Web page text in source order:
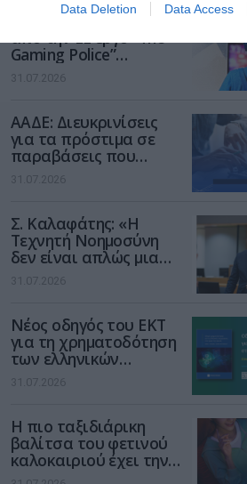
Data Deletion Data Access
Το χρηματοδοτούμενο
από την ΕΕ έργο “The
Gaming Police”
ενισχύει την ασφάλεια
των παιδιών στο
31.07.2026
ΑΑΔΕ: Διευκρινίσεις
για τα πρόστιμα σε
παραβάσεις που
αφορούν τους ΦΗΜ
31.07.2026
Σ. Καλαφάτης: «Η
Τεχνητή Νοημοσύνη
δεν είναι απλώς μια
νέα τεχνολογία, είναι
μια νέα βιομηχανική
31.07.2026
Νέος οδηγός του ΕΚΤ
για τη χρηματοδότηση
των ελληνικών
επιχειρήσεων στον
χώρο της άμυνας
31.07.2026
Η πιο ταξιδιάρικη
βαλίτσα του φετινού
καλοκαιριού έχει την
υπογραφή της Xiaomi